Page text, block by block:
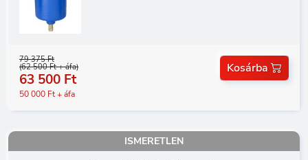
79 375 Ft
(62 500 Ft + áfa)
63 500 Ft
50 000 Ft + áfa
Kosárba
ISMERETLEN